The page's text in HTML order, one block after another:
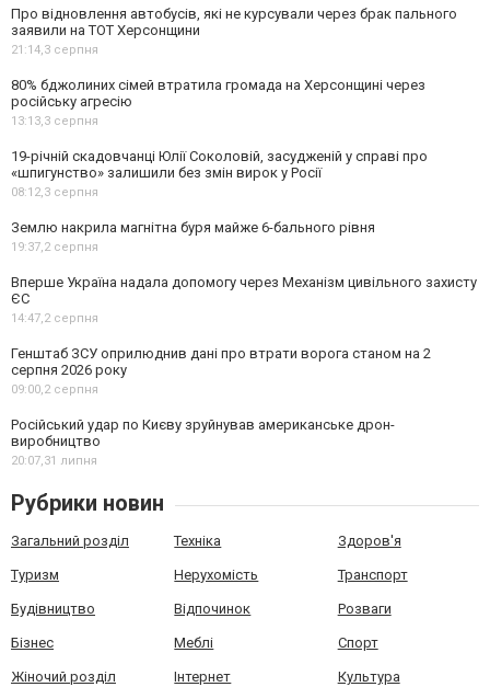
Про відновлення автобусів, які не курсували через брак пального
заявили на ТОТ Херсонщини
21:14,3 серпня
80% бджолиних сімей втратила громада на Херсонщині через
російську агресію
13:13,3 серпня
19-річній скадовчанці Юлії Соколовій, засудженій у справі про
«шпигунство» залишили без змін вирок у Росії
08:12,3 серпня
Землю накрила магнітна буря майже 6-бального рівня
19:37,2 серпня
Вперше Україна надала допомогу через Механізм цивільного захисту
ЄС
14:47,2 серпня
Генштаб ЗСУ оприлюднив дані про втрати ворога станом на 2
серпня 2026 року
09:00,2 серпня
Російський удар по Києву зруйнував американське дрон-
виробництво
20:07,31 липня
Рубрики новин
Загальний розділ Техніка Здоров'я
Туризм Нерухомість Транспорт
Будівництво Відпочинок Розваги
Бізнес Меблі Спорт
Жіночий розділ Інтернет Культура